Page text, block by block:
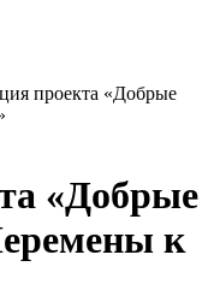
проекта «Добрые
«Добрые
к